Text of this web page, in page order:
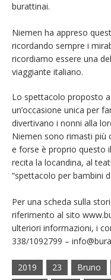
burattinai.
Niemen ha appreso
ricordando sempre i
ricordiamo essere una
viaggiante italiano.
Lo spettacolo proposto
un’occasione unica per
divertivano i nonni alla
Niemen sono rimasti più
e forse è proprio questo
recita la locandina, al
“spettacolo per bambini
Per una scheda sulla
riferimento al sito
ulteriori informazioni, i
338/1092799 –
2019 23 Bruno